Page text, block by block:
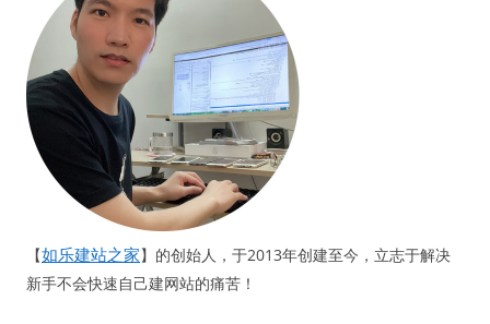
【如乐建站之家】的创始人，于2013年创建至今，立志于解决
新手不会快速自己建网站的痛苦！